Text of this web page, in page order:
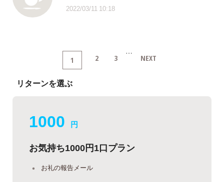
2022/03/11 10:18
1 2 3 … NEXT
リターンを選ぶ
1000 円
お気持ち1000円1口プラン
お礼の報告メール